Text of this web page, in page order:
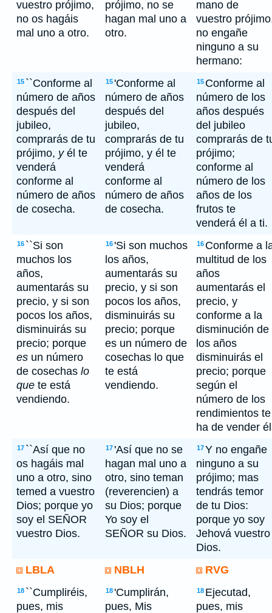
vuestro prójimo,
no os hagáis
mal uno a otro.
prójimo, no se
hagan mal uno a
otro.
mano de
vuestro
no engañe
ninguno a su
hermano:
15 ``Conforme al
número de años
después del
jubileo,
comprarás de tu
prójimo, yél te
venderá
conforme al
número de años
de cosecha.
15 'Conforme al
número de años
después del
jubileo,
comprarás de tu
prójimo, y él te
venderá
conforme al
número de años
de cosecha.
15 Conforme al
número de los
años después
del jubileo
comprarás de
prójimo;
conforme al
número de los
años de los
frutos te
venderá él a ti.
16 ``Si son
muchos los
años,
aumentarás su
precio, y si son
pocos los años,
disminuirás su
precio; porque
es un número
de cosechas lo
que te está
vendiendo.
16 'Si son muchos
los años,
aumentarás su
precio, y si son
pocos los años,
disminuirás su
precio; porque
es un número de
cosechas lo que
te está
vendiendo.
16 Conforme a
multitud de los
años
aumentarás el
precio, y
conforme a la
disminución de
los años
disminuirás el
precio; porque
según el
número de los
rendimientos te
ha de vender
17 ``Así que no
os hagáis mal
uno a otro, sino
temed a vuestro
Dios; porque yo
soy el SEÑOR
vuestro Dios.
17 'Así que no se
hagan mal uno a
otro, sino teman
(reverencien) a
su Dios; porque
Yo soy el
SEÑOR su Dios.
17Y no engañe
ninguno a su
prójimo; mas
tendrás temor
de tu Dios:
porque yo soy
Jehová vuestro
Dios.
LBLA
NBLH RVG
18 ``Cumpliréis,
pues, mis
18 'Cumplirán,
pues, Mis
18 Ejecutad,
pues, mis